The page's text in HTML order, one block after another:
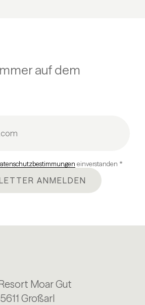
auf dem
einverstanden *
ANMELDEN
Moar Gut
Großarl